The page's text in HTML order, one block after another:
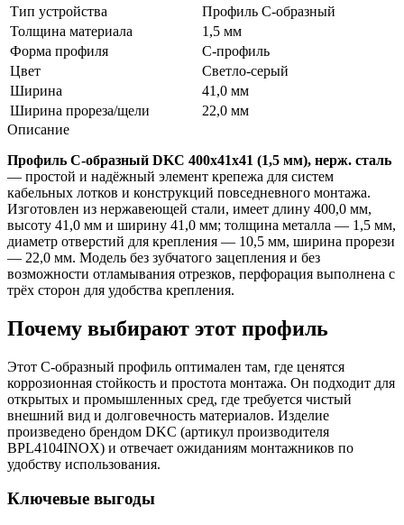
Тип устройства
Профиль С-образный
Толщина материала
1,5 мм
Форма профиля
С-профиль
Цвет
Светло-серый
Ширина
41,0 мм
Ширина прореза/щели
22,0 мм
Описание
Профиль С-образный DKC 400х41х41 (1,5 мм), нерж. сталь
— простой и надёжный элемент крепежа для систем
кабельных лотков и конструкций повседневного монтажа.
Изготовлен из нержавеющей стали, имеет длину 400,0 мм,
высоту 41,0 мм и ширину 41,0 мм; толщина металла — 1,5 мм,
диаметр отверстий для крепления — 10,5 мм, ширина прорези
— 22,0 мм. Модель без зубчатого зацепления и без
возможности отламывания отрезков, перфорация выполнена с
трёх сторон для удобства крепления.
Почему выбирают этот профиль
Этот С‑образный профиль оптимален там, где ценятся
коррозионная стойкость и простота монтажа. Он подходит для
открытых и промышленных сред, где требуется чистый
внешний вид и долговечность материалов. Изделие
произведено брендом DKC (артикул производителя
BPL4104INOX) и отвечает ожиданиям монтажников по
удобству использования.
Ключевые выгоды